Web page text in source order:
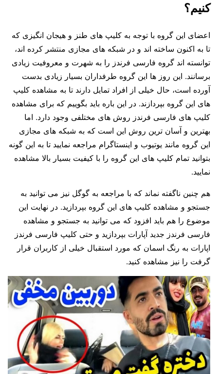
کنیم؟
اعضای این گروه با توجه به کلیپ های طنز و هیجان انگیزی که
تا به اکنون ساخته اند و در شبکه های مجازی منتشر کرده اند،
توانسته اند گروه فارسی فرندز را به شهرت و معروفیت زیادی
برسانند. این روز ها این گروه طرفداران بسیار زیادی بدست
آورده است، حال خیلی از افراد تمایل دارند تا به مشاهده کلیپ
های این گروه بپردازند. در این باره باید بگوییم که برای مشاهده
کلیپ های فارسی فرندز روش های مختلفی وجود دارد. اما
بهترین و آسان ترین روش این است که به شبکه های مجازی
این گروه مانند یوتیوب و اینستاگرام مراجعه نمایید تا به این گونه
بتوانید تمام کلیپ های این گروه را با کیفیت بسیار بالا مشاهده
نمایید.
هم چنین ناگفته نماند که با مراجعه به گوگل نیز می توانید به
جستجو و مشاهده کلیپ های این گروه بپردازید. در نهایت این
موضوع را هم باید افزود که می توانید به جستجو و مشاهده
فارسی فرندز جدید آپارات بپردازید و حتی کلیپ فارسی فرندز
اپارات به رنگ اسمان که مورد استقبال خیلی از کاربران قرار
گرفت را نیز مشاهده کنید.